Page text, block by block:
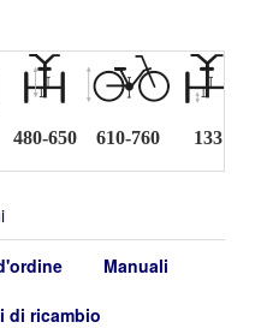
480-650 610-760 133
Manuali
di ricambio